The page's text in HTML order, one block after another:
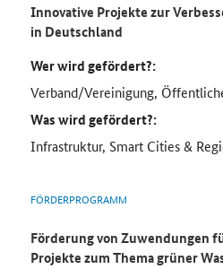
Innovative Projekte zur
in Deutschland
Wer wird gefördert?:
Verband/Vereinigung,
Was wird gefördert?:
Infrastruktur, Smart Cities &
FÖRDERPROGRAMM
Förderung von Zuwendungen
Projekte zum Thema grüner